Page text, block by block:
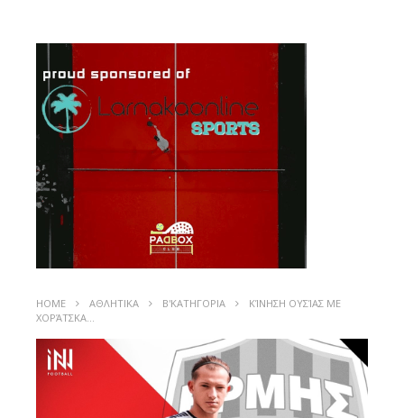
HOME ΑΘΛΗΤΙΚΑ Β'ΚΑΤΗΓΟΡΙΑ
ΚΊΝΗΣΗ ΟΥΣΊΑΣ ΜΕ
ΧΟΡΆΤΣΚΑ…